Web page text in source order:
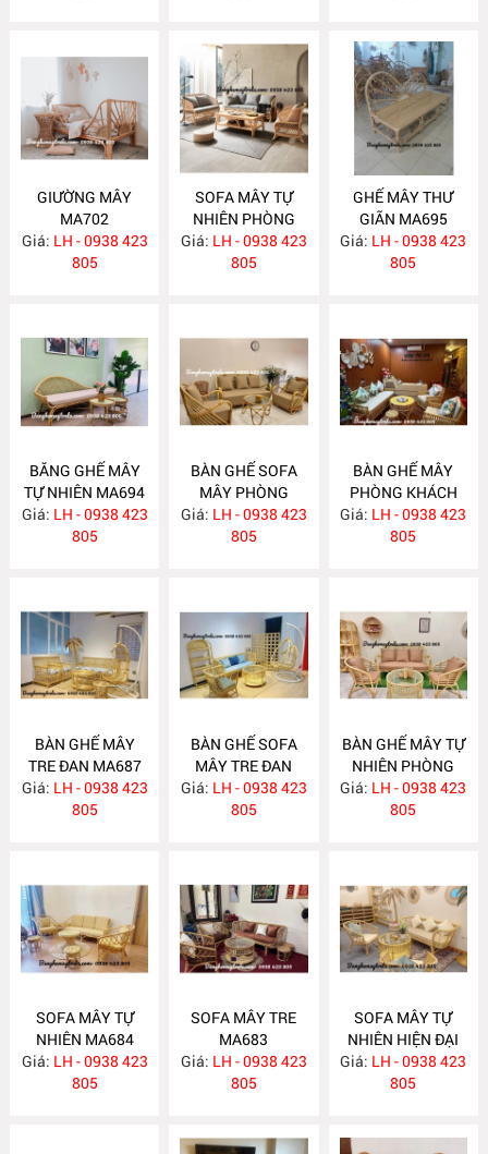
GIƯỜNG MÂY
MA702
Giá: LH - 0938 423
805
SOFA MÂY TỰ
NHIÊN PHÒNG
KHÁCH MA697
Giá: LH - 0938 423
805
GHẾ MÂY THƯ
GIÃN MA695
Giá: LH - 0938 423
805
BĂNG GHẾ MÂY
TỰ NHIÊN MA694
Giá: LH - 0938 423
805
BÀN GHẾ SOFA
MÂY PHÒNG
KHÁCH MA689
Giá: LH - 0938 423
805
BÀN GHẾ MÂY
PHÒNG KHÁCH
MA688
Giá: LH - 0938 423
805
BÀN GHẾ MÂY
TRE ĐAN MA687
Giá: LH - 0938 423
805
BÀN GHẾ SOFA
MÂY TRE ĐAN
MA686
Giá: LH - 0938 423
805
BÀN GHẾ MÂY TỰ
NHIÊN PHÒNG
KHÁCH MA685
Giá: LH - 0938 423
805
SOFA MÂY TỰ
NHIÊN MA684
Giá: LH - 0938 423
805
SOFA MÂY TRE
MA683
Giá: LH - 0938 423
805
SOFA MÂY TỰ
NHIÊN HIỆN ĐẠI
MA682
Giá: LH - 0938 423
805